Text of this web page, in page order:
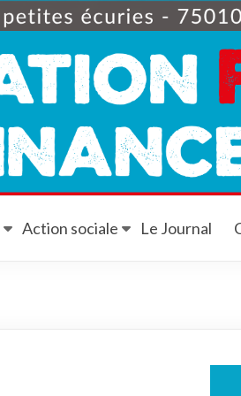
Action sociale Le Journal